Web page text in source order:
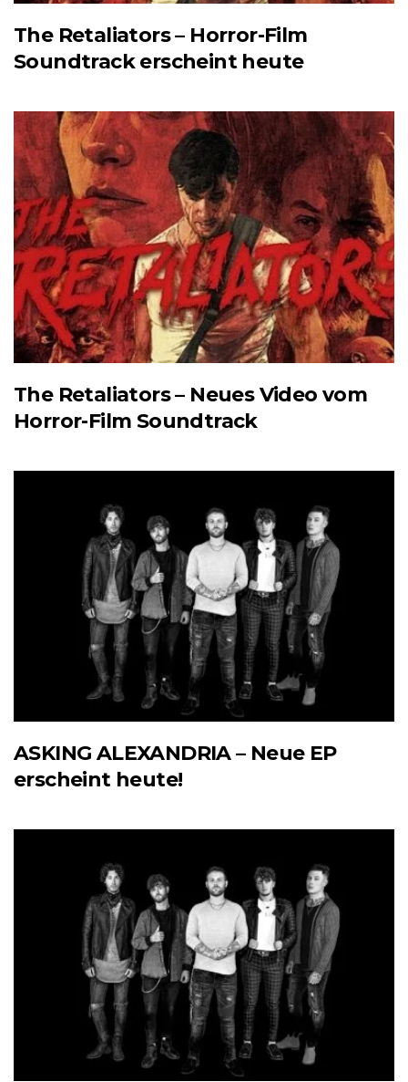
The Retaliators – Horror-Film
Soundtrack erscheint heute
The Retaliators – Neues Video vom
Horror-Film Soundtrack
ASKING ALEXANDRIA – Neue EP
erscheint heute!